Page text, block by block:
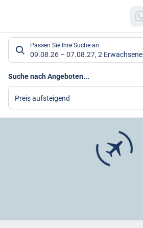
Suchlistenseite
Passen Sie Ihre Suche an
09.08.26 – 07.08.27, 2 Erwachsene
Suche nach Angeboten...
Preis aufsteigend